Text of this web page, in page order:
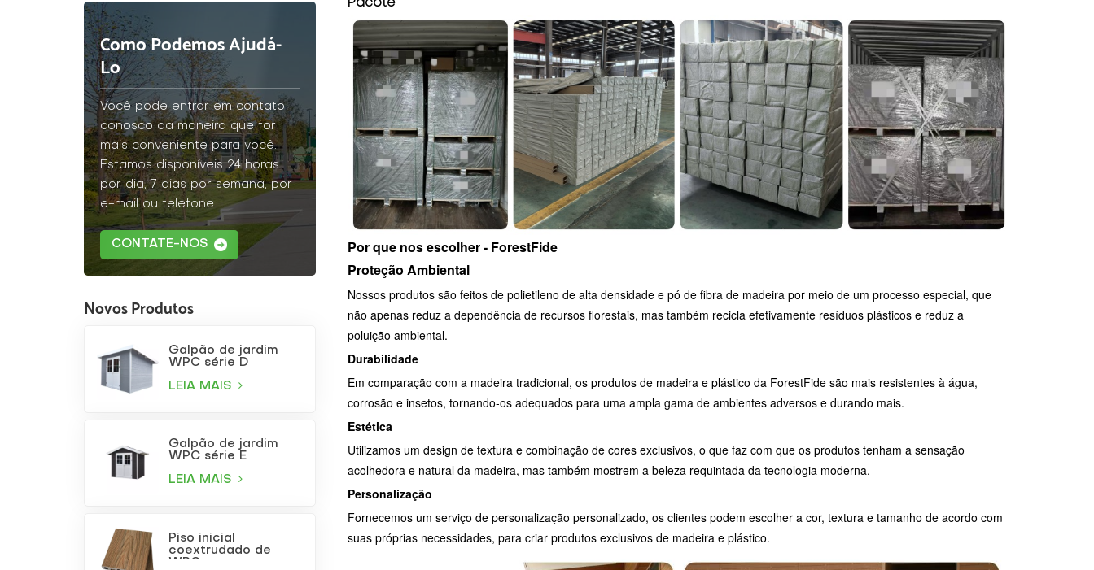
Como Podemos Ajudá-
Lo
Você pode entrar em contato
conosco da maneira que for
mais conveniente para você.
Estamos disponíveis 24 horas
por dia, 7 dias por semana, por
e-mail ou telefone.
CONTATE-NOS
Novos Produtos
Galpão de jardim
WPC série D
LEIA MAIS
Galpão de jardim
WPC série E
LEIA MAIS
Piso inicial
coextrudado de
Pacote
Por que nos escolher - ForestFide
Proteção Ambiental
Nossos produtos são feitos de polietileno de alta densidade e pó de fibra de madeira por meio de um processo especial, que
não apenas reduz a dependência de recursos florestais, mas também recicla efetivamente resíduos plásticos e reduz a
poluição ambiental.
Durabilidade
Em comparação com a madeira tradicional, os produtos de madeira e plástico da ForestFide são mais resistentes à água,
corrosão e insetos, tornando-os adequados para uma ampla gama de ambientes adversos e durando mais.
Estética
Utilizamos um design de textura e combinação de cores exclusivos, o que faz com que os produtos tenham a sensação
acolhedora e natural da madeira, mas também mostrem a beleza requintada da tecnologia moderna.
Personalização
Fornecemos um serviço de personalização personalizado, os clientes podem escolher a cor, textura e tamanho de acordo com
suas próprias necessidades, para criar produtos exclusivos de madeira e plástico.